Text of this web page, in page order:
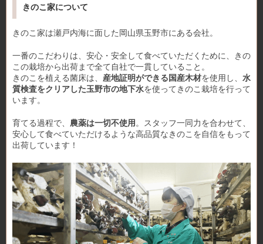
きのこ家について
きのこ家は瀬戸内海に面した岡山県玉野市にある会社。
一番のこだわりは、安心・安全して食べていただくために、きの
この栽培から出荷まで全て自社で一貫していること。
きのこを植える菌床は、 産地証明ができる国産木材を使用し、 水
質検査をクリアした玉野市の地下水を使ってきのこ栽培を行って
います。
育てる過程で、 農薬は一切不使用。スタッフ一同力を合わせて、
安心して食べていただけるような高品質なきのこを自信をもって
出荷しています！